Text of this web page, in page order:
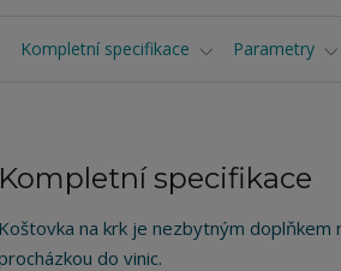
Kompletní specifikace Parametry
Kompletní specifikace
Koštovka na krk je nezbytným doplňkem
do vinic.